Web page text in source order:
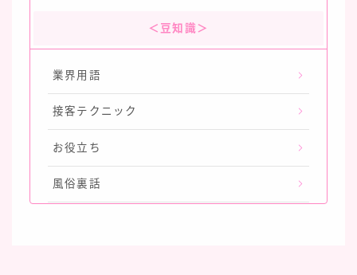
＜豆知識＞
業界用語
接客テクニック
お役立ち
風俗裏話